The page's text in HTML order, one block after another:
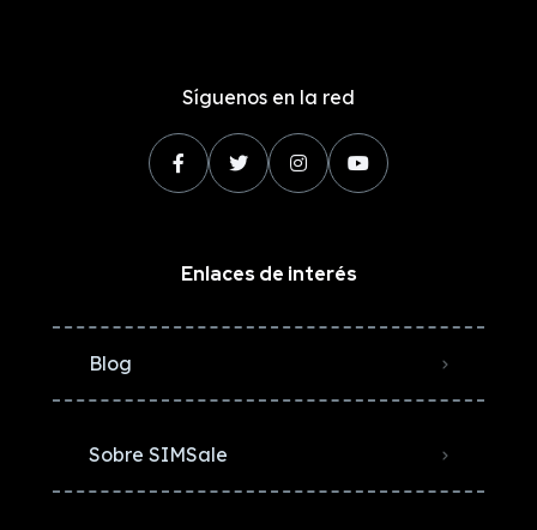
Síguenos en la red
Enlaces de interés
Blog
Sobre SIMSale